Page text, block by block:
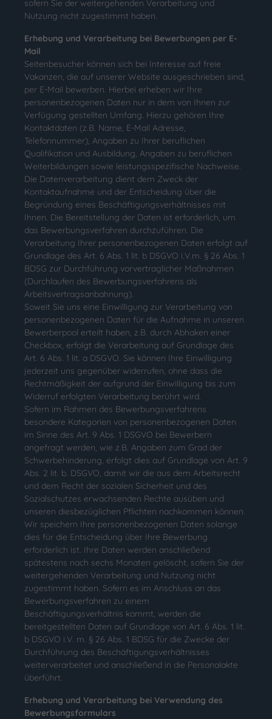
sofern Sie der weitergehenden Verarbeitung und
Nutzung nicht zugestimmt haben.
Erhebung und Verarbeitung bei Bewerbungen per E-
Mail
Seitenbesucher können sich bei Interesse auf freie
Vakanzen, die auf unserer Website ausgeschrieben sind,
per E-Mail bewerben. Hierbei erheben wir Ihre
personenbezogenen Daten nur in dem von Ihnen zur
Verfügung gestellten Umfang. Hierzu gehören Ihre
Kontaktdaten (z.B. Name, E-Mail Adresse,
Telefonnummer), Angaben zu Ihrer beruflichen
Qualifikation und Ausbildung, Angaben zu beruflichen
Weiterbildungen sowie leistungsspezifische Nachweise.
Die Datenverarbeitung dient dem Zweck der
Kontaktaufnahme und der Entscheidung über die
Begründung eines Beschäftigungsverhältnisses mit
Ihnen. Die Bereitstellung der Daten ist erforderlich, um
das Bewerbungsverfahren durchzuführen. Die
Verarbeitung Ihrer personenbezogenen Daten erfolgt auf
Grundlage des Art. 6 Abs. 1 lit. b DSGVO i.V.m. § 26 Abs. 1
BDSG zur Durchführung vorvertraglicher Maßnahmen
(Durchlaufen des Bewerbungsverfahrens als
Arbeitsvertragsanbahnung).
Soweit Sie uns eine Einwilligung zur Verarbeitung von
personenbezogenen Daten für die Aufnahme in unseren
Bewerberpool erteilt haben, z.B. durch Abhaken einer
Checkbox, erfolgt die Verarbeitung auf Grundlage des
Art. 6 Abs. 1 lit. a DSGVO. Sie können Ihre Einwilligung
jederzeit uns gegenüber widerrufen, ohne dass die
Rechtmäßigkeit der aufgrund der Einwilligung bis zum
Widerruf erfolgten Verarbeitung berührt wird.
Sofern im Rahmen des Bewerbungsverfahrens
besondere Kategorien von personenbezogenen Daten
im Sinne des Art. 9 Abs. 1 DSGVO bei Bewerbern
angefragt werden, wie z.B. Angaben zum Grad der
Schwerbehinderung, erfolgt dies auf Grundlage von Art. 9
Abs. 2 lit. b. DSGVO, damit wir die aus dem Arbeitsrecht
und dem Recht der sozialen Sicherheit und des
Sozialschutzes erwachsenden Rechte ausüben und
unseren diesbezüglichen Pflichten nachkommen können.
Wir speichern Ihre personenbezogenen Daten solange
dies für die Entscheidung über Ihre Bewerbung
erforderlich ist. Ihre Daten werden anschließend
spätestens nach sechs Monaten gelöscht, sofern Sie der
weitergehenden Verarbeitung und Nutzung nicht
zugestimmt haben. Sofern es im Anschluss an das
Bewerbungsverfahren zu einem
Beschäftigungsverhältnis kommt, werden die
bereitgestellten Daten auf Grundlage von Art. 6 Abs. 1 lit.
b DSGVO i.V. m. § 26 Abs. 1 BDSG für die Zwecke der
Durchführung des Beschäftigungsverhältnisses
weiterverarbeitet und anschließend in die Personalakte
überführt.
Erhebung und Verarbeitung bei Verwendung des
Bewerbungsformulars